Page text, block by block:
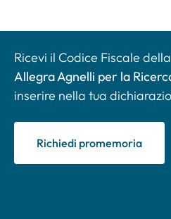
Ricevi il Codice Fiscale della
Allegra Agnelli per la
inserire nella tua
Richiedi promemoria